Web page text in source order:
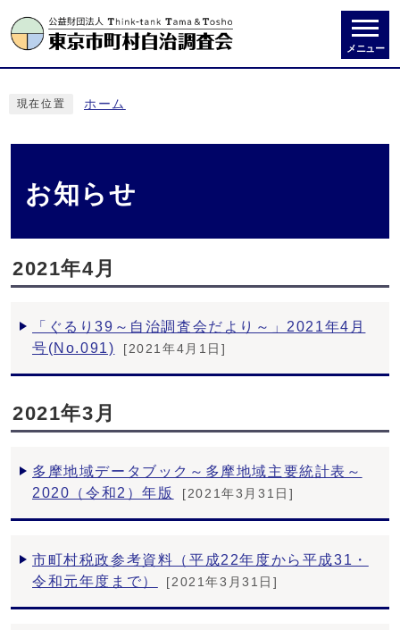
メニュー
現在位置 ホーム
お知らせ
2021年4月
「ぐるり39～自治調査会だより～」2021年4月
号(No.091)
[2021年4月1日]
2021年3月
多摩地域データブック～多摩地域主要統計表～
2020（令和2）年版
[2021年3月31日]
市町村税政参考資料（平成22年度から平成31・
令和元年度まで）
[2021年3月31日]